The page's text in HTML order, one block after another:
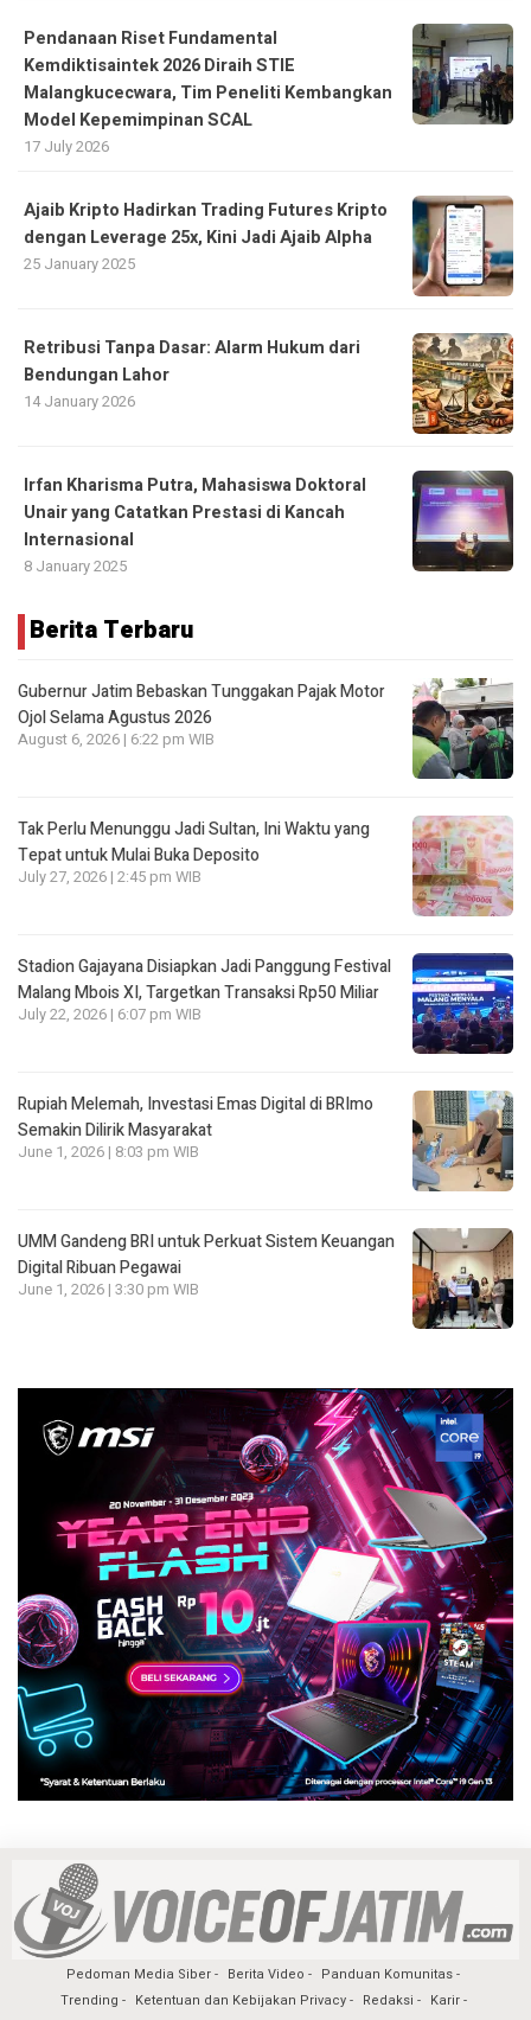
Pendanaan Riset Fundamental
Kemdiktisaintek 2026 Diraih STIE
Malangkucecwara, Tim Peneliti Kembangkan
Model Kepemimpinan SCAL
17 July 2026
Ajaib Kripto Hadirkan Trading Futures Kripto
dengan Leverage 25x, Kini Jadi Ajaib Alpha
25 January 2025
Retribusi Tanpa Dasar: Alarm Hukum dari
Bendungan Lahor
14 January 2026
Irfan Kharisma Putra, Mahasiswa Doktoral
Unair yang Catatkan Prestasi di Kancah
Internasional
8 January 2025
Berita Terbaru
Gubernur Jatim Bebaskan Tunggakan Pajak Motor
Ojol Selama Agustus 2026
August 6, 2026 | 6:22 pm WIB
Tak Perlu Menunggu Jadi Sultan, Ini Waktu yang
Tepat untuk Mulai Buka Deposito
July 27, 2026 | 2:45 pm WIB
Stadion Gajayana Disiapkan Jadi Panggung Festival
Malang Mbois XI, Targetkan Transaksi Rp50 Miliar
July 22, 2026 | 6:07 pm WIB
Rupiah Melemah, Investasi Emas Digital di BRImo
Semakin Dilirik Masyarakat
June 1, 2026 | 8:03 pm WIB
UMM Gandeng BRI untuk Perkuat Sistem Keuangan
Digital Ribuan Pegawai
June 1, 2026 | 3:30 pm WIB
Pedoman Media Siber Berita Video
Panduan Komunitas
Trending
Ketentuan dan Kebijakan Privacy Redaksi
Karir